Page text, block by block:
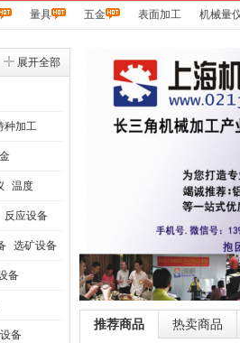
量具 五金 表面加工 机械量
展开全部
种加工
温度
反应设备
选矿设备
备
备
推荐商品 热卖商品